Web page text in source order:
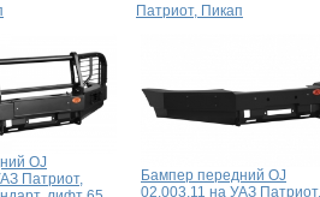
OJ
Патриот,
Патриот, Пикап
Бампер передний OJ
02.003.11 на УАЗ Патриот,